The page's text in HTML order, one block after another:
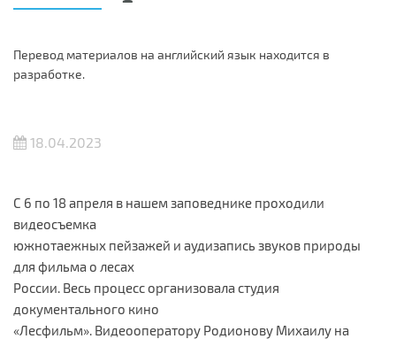
Перевод материалов на английский язык находится в
разработке.
18.04.2023
С 6 по 18 апреля в нашем заповеднике проходили
видеосъемка
южнотаежных пейзажей и аудизапись звуков природы
для фильма о лесах
России. Весь процесс организовала студия
документального кино
«Лесфильм». Видеооператору Родионову Михаилу на